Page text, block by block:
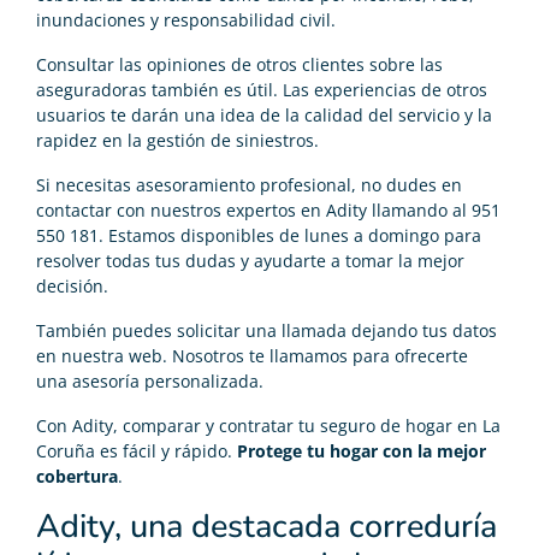
inundaciones y responsabilidad civil.
Consultar las opiniones de otros clientes sobre las
aseguradoras también es útil. Las experiencias de otros
usuarios te darán una idea de la calidad del servicio y la
rapidez en la gestión de siniestros.
Si necesitas asesoramiento profesional, no dudes en
contactar con nuestros expertos en Adity llamando al 951
550 181. Estamos disponibles de lunes a domingo para
resolver todas tus dudas y ayudarte a tomar la mejor
decisión.
También puedes solicitar una llamada dejando tus datos
en nuestra web. Nosotros te llamamos para ofrecerte
una asesoría personalizada.
Con Adity, comparar y contratar tu seguro de hogar en La
Coruña es fácil y rápido. Protege tu hogar con la mejor
cobertura.
Adity, una destacada correduría